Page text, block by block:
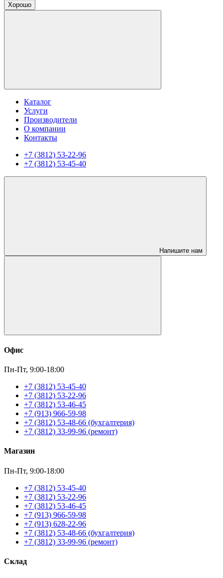
Хорошо
Каталог
Услуги
Производители
О компании
Контакты
+7 (3812) 53-22-96
+7 (3812) 53-45-40
Напишите нам
Офис
Пн-Пт, 9:00-18:00
+7 (3812) 53-45-40
+7 (3812) 53-22-96
+7 (3812) 53-46-45
+7 (913) 966-59-98
+7 (3812) 53-48-66 (бухгалтерия)
+7 (3812) 33-99-96 (ремонт)
Магазин
Пн-Пт, 9:00-18:00
+7 (3812) 53-45-40
+7 (3812) 53-22-96
+7 (3812) 53-46-45
+7 (913) 966-59-98
+7 (913) 628-22-96
+7 (3812) 53-48-66 (бухгалтерия)
+7 (3812) 33-99-96 (ремонт)
Склад